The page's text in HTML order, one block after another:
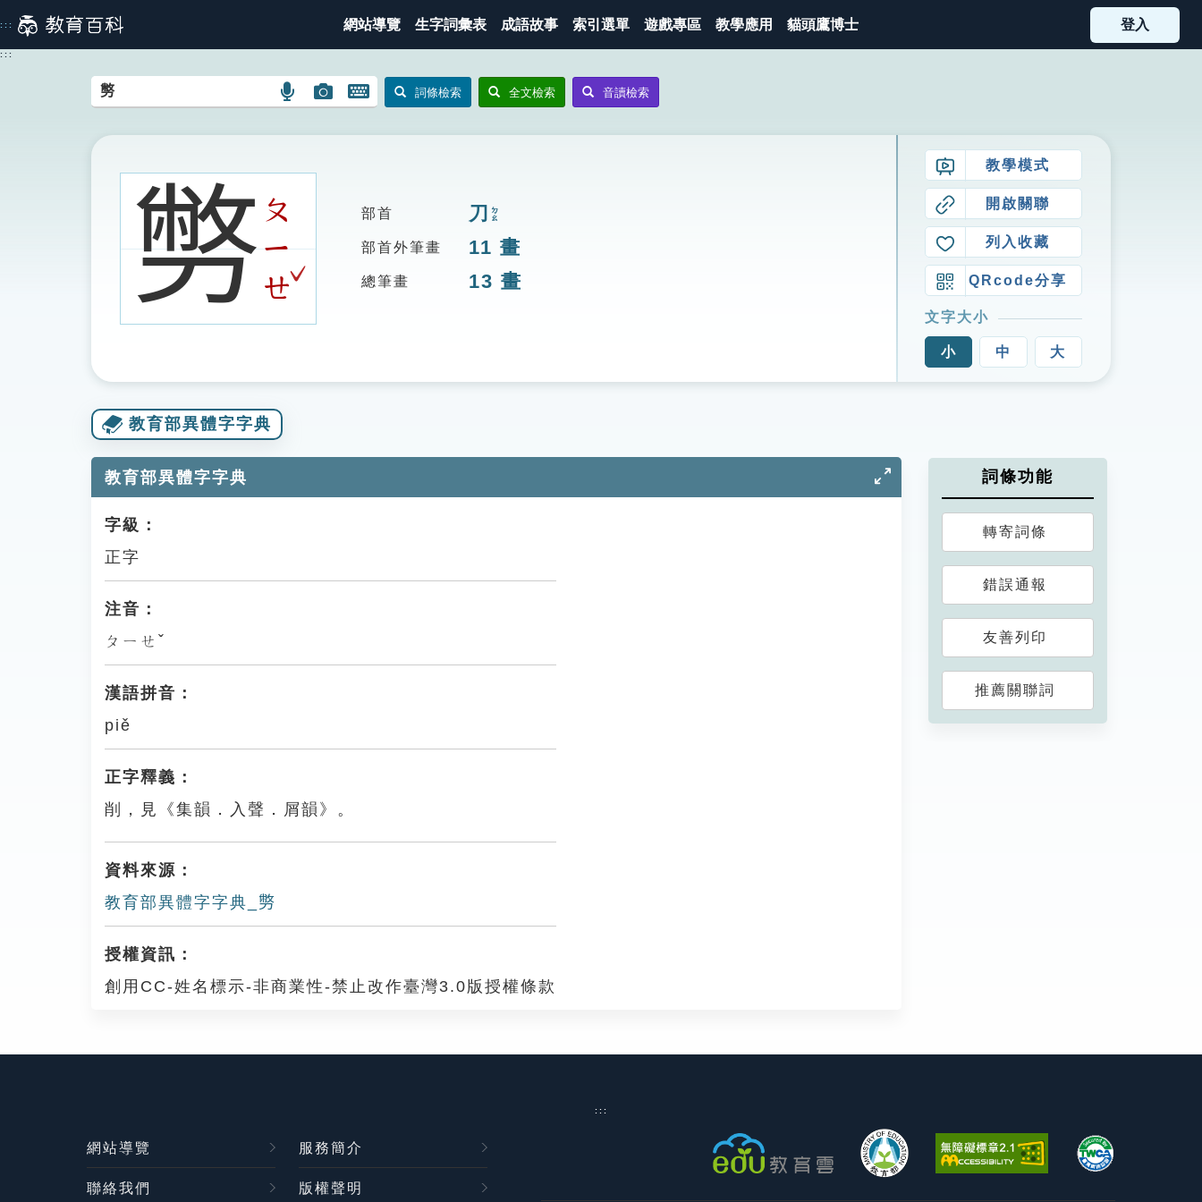
到
主
::: 網站導覽 生字詞彙表 成語故事 索引選單 遊戲專區 教學應用 貓頭鷹博士 登入
:::
語
搜
圖
圖
搜
開
鍵
詞條檢索 全文檢索 音讀檢索
𠟈ㄆ
ㄧ
ㄝ
ˇ
部首 刀 ㄉㄠ
部首外筆畫 11 畫
總筆畫 13 畫
教學模式
開啟關聯
列入收藏
QRcode分享
文字大小
小 中 大
教育部異體字字典
教育部異體字字典
字級：
正字
注音：
ㄆㄧㄝˇ
漢語拼音：
piě
正字釋義：
削，見《集韻．入聲．屑韻》。
資料來源：
教育部異體字字典_𠟈
授權資訊：
創用CC-姓名標示-非商業性-禁止改作臺灣3.0版授權條款
詞條功能
轉寄詞條
錯誤通報
友善列印
推薦關聯詞
:::
網站導覽 服務簡介
聯絡我們 版權聲明